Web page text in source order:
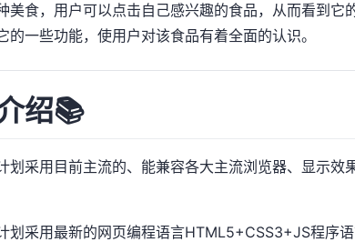
美食，用户可以点击自己感兴趣的食品，从而看到它
的一些功能，使用户对该食品有着全面的认识。
绍📚
划采用目前主流的、能兼容各大主流浏览器、显示效
划采用最新的网页编程语言HTML5+CSS3+JS程序语